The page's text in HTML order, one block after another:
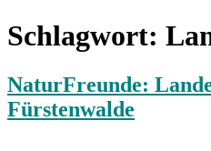
Schlagwort:
NaturFreunde:
Fürstenwalde